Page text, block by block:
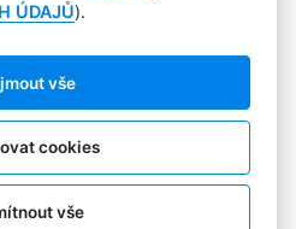
ÚDAJŮ).
vše
cookies
vše